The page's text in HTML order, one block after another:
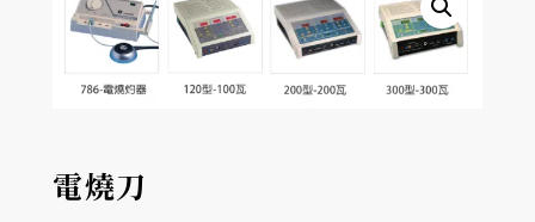
電燒刀